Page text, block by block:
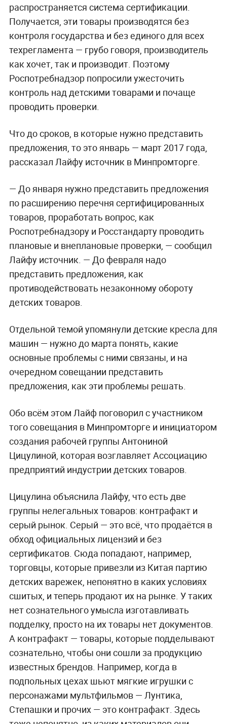
распространяется система сертификации.
Получается, эти товары производятся без
контроля государства и без единого для всех
техрегламента — грубо говоря, производитель
как хочет, так и производит. Поэтому
Роспотребнадзор попросили ужесточить
контроль над детскими товарами и почаще
проводить проверки.
Что до сроков, в которые нужно представить
предложения, то это январь — март 2017 года,
рассказал Лайфу источник в Минпромторге.
— До января нужно представить предложения
по расширению перечня сертифицированных
товаров, проработать вопрос, как
Роспотребнадзору и Росстандарту проводить
плановые и внеплановые проверки, — сообщил
Лайфу источник. — До февраля надо
представить предложения, как
противодействовать незаконному обороту
детских товаров.
Отдельной темой упомянули детские кресла для
машин — нужно до марта понять, какие
основные проблемы с ними связаны, и на
очередном совещании представить
предложения, как эти проблемы решать.
Обо всём этом Лайф поговорил с участником
того совещания в Минпромторге и инициатором
создания рабочей группы Антониной
Цицулиной, которая возглавляет Ассоциацию
предприятий индустрии детских товаров.
Цицулина объяснила Лайфу, что есть две
группы нелегальных товаров: контрафакт и
серый рынок. Серый — это всё, что продаётся в
обход официальных лицензий и без
сертификатов. Сюда попадают, например,
торговцы, которые привезли из Китая партию
детских варежек, непонятно в каких условиях
сшитых, и теперь продают их на рынке. У таких
нет сознательного умысла изготавливать
подделку, просто на их товары нет документов.
А контрафакт — товары, которые подделывают
сознательно, чтобы они сошли за продукцию
известных брендов. Например, когда в
подпольных цехах шьют мягкие игрушки с
персонажами мультфильмов — Лунтика,
Степашки и прочих — это контрафакт. Здесь